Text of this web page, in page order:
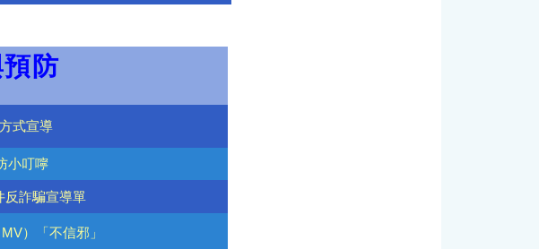
防
式宣導
小叮嚀
反詐騙宣導單
MV）「不信邪」